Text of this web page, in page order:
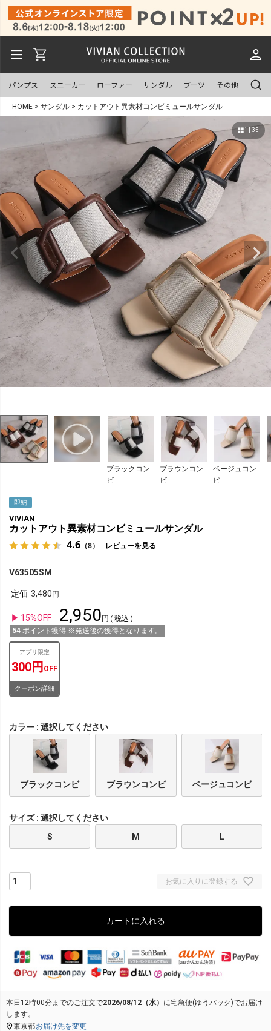
パンプス スニーカー ローファー サンダル ブーツ その他
HOME サンダル カットアウト異素材コンビミュールサンダル
1 | 35
ブラックコン
ビ
ブラウンコン
ビ
ベージュコン
ビ
即納
VIVIAN
カットアウト異素材コンビミュールサンダル
4.6 （8） レビューを見る
V63505SM
定価 3,480
15%OFF 2,950
税込
54 ポイント獲得 ※発送後の獲得となります。
アプリ限定
300円 OFF
クーポン詳細
カラー 選択してください
ブラックコンビ ブラウンコンビ ベージュコンビ
サイズ
選択してください
S
M L
お気に入りに登録する
カートに入れる
本日 12時00分までのご注文で2026/08/12（水） に宅急便(ゆうパック)でお届け
します。
東京都お届け先を変更